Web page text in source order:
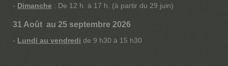
- Dimanche : De 12 h. à 17 h. (à partir du 29 juin)
31 Août au 25 septembre 2026
- Lundi au vendredi de 9 h30 à 15 h30